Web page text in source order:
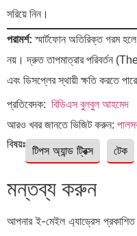
সরিয়ে নিন।
পরামর্শ: স্মার্টফোন অতিরিক্ত গরম হলে
নয়। দ্রুত তাপমাত্রার পরিবর্তন
এবং ডিসপ্লের স্থায়ী ক্ষতি করতে
প্রতিবেদক: বিডিএস বুলবুল আহমেদ
আরও খবর জানতে ভিজিট করুন:
বিষয়ঃ টিপস অ্যান্ড ট্রিক্স টেক
মন্তব্য করুন
আপনার ই-মেইল এ্যাড্রেস প্রকাশিত